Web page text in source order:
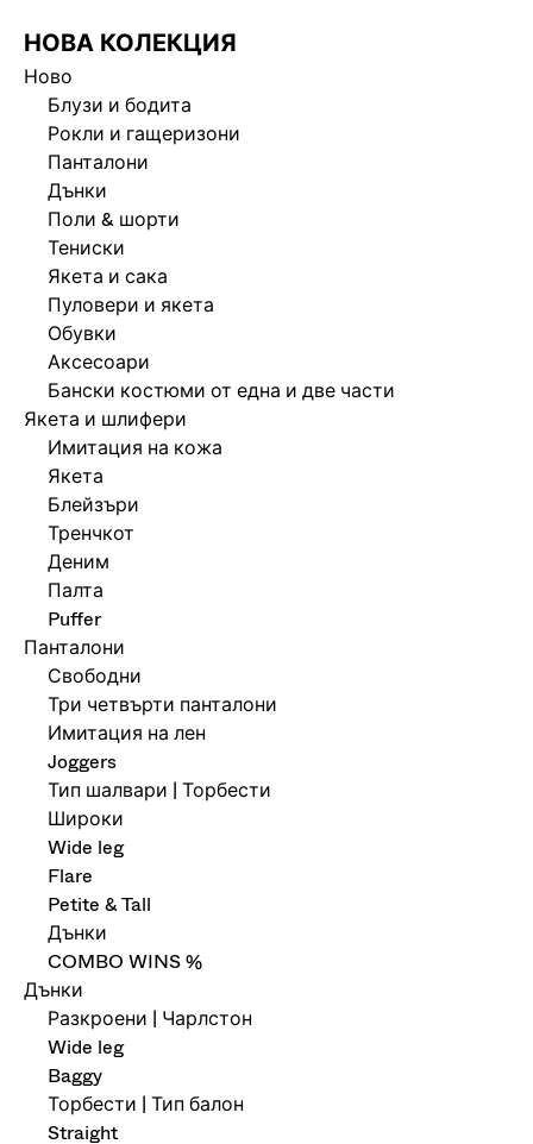
НОВА КОЛЕКЦИЯ
Ново
Блузи и бодита
Рокли и гащеризони
Панталони
Дънки
Поли & шорти
Тениски
Якета и сака
Пуловери и якета
Обувки
Аксесоари
Бански костюми от една и две части
Якета и шлифери
Имитация на кожа
Якета
Блейзъри
Тренчкот
Деним
Палта
Puffer
Панталони
Свободни
Три четвърти панталони
Имитация на лен
Joggers
Тип шалвари | Торбести
Широки
Wide leg
Flare
Petite & Tall
Дънки
COMBO WINS %
Дънки
Разкроени | Чарлстон
Wide leg
Baggy
Торбести | Тип балон
Straight
SELLERS
PRICES
ПРОЕКТИ
MUSIC
YOUR FAN ERA
NEWSLETTER